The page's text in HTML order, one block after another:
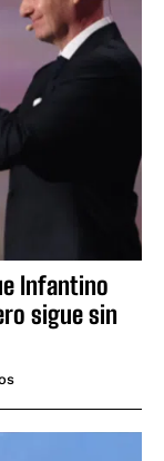
Infantino
sigue sin